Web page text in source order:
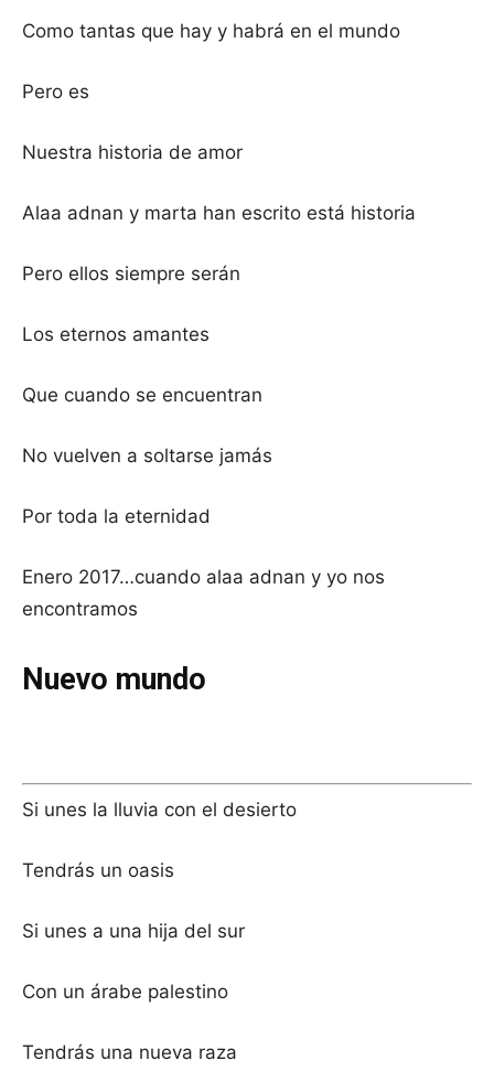
Como tantas que hay y habrá en el mundo
Pero es
Nuestra historia de amor
Alaa adnan y marta han escrito está historia
Pero ellos siempre serán
Los eternos amantes
Que cuando se encuentran
No vuelven a soltarse jamás
Por toda la eternidad
Enero 2017…cuando alaa adnan y yo nos
encontramos
Nuevo mundo
Si unes la lluvia con el desierto
Tendrás un oasis
Si unes a una hija del sur
Con un árabe palestino
Tendrás una nueva raza